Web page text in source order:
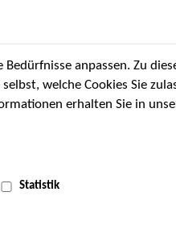
Über uns Aktuelles
anpassen. Zu
welche Cookies Sie
erhalten Sie in
Statistik